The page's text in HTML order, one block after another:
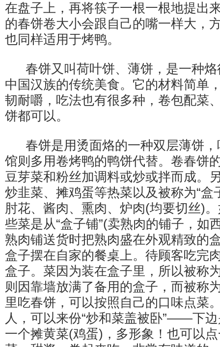
在盘子上，再将筷子一根一根地提出
的春饼卷大小会跟自己的嘴一样大，
也同样适用于烤鸭。
春饼又叫荷叶饼、薄饼，是一种烙
中国汉族的传统美食。它的材料简单
韧耐嚼，吃法也有很多种，卷包配菜
饼都可以。
春饼是用烫面烙的一种双层薄饼，
馆则多用卷烤鸭的鸭饼代替。卷春饼
豆芽菜和粉丝加调料或炒或拌而成。
炒韭菜、摊鸡蛋等热菜以及被称为“盒
肘花、酱肉、熏肉、炉肉(均要切丝)
些菜是从“盒子铺”(卖熟肉的铺子，如
熟肉铺送货时把熟肉盛在外观精致的
盒子摆在自家的餐桌上。待顾客吃完
盒子。菜因为装在盒子里，所以被称
则因靠墙放满了备用的盒子，而被称
里吃春饼，可以按照自己的口味点菜
人，可以来份“炒和菜盖被卧”——下
一个摊黄菜(鸡蛋)，多形象！也可以